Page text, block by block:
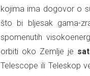
kojima ima dogovor o
što bi bljesak gama-
spomenutih
orbiti oko Zemlje je
Telescope ili Teleskop